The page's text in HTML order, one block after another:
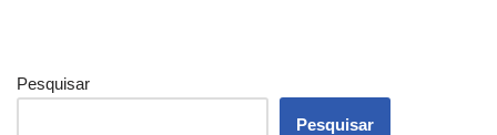
Pesquisar
Pesquisar